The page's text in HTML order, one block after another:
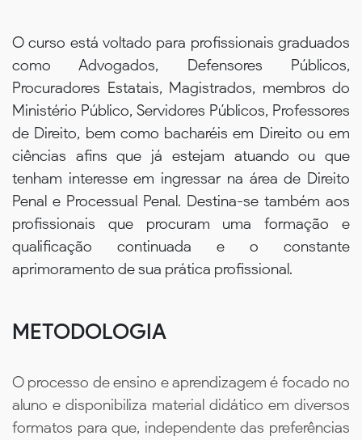
O curso está voltado para profissionais graduados
como Advogados, Defensores Públicos,
Procuradores Estatais, Magistrados, membros do
Ministério Público, Servidores Públicos, Professores
de Direito, bem como bacharéis em Direito ou em
ciências afins que já estejam atuando ou que
tenham interesse em ingressar na área de Direito
Penal e Processual Penal. Destina-se também aos
profissionais que procuram uma formação e
qualificação continuada e o constante
aprimoramento de sua prática profissional.
METODOLOGIA
O processo de ensino e aprendizagem é focado no
aluno e disponibiliza material didático em diversos
formatos para que, independente das preferências